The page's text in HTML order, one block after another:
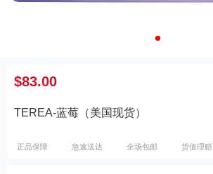
$83.00
TEREA-蓝莓（美国现货）
正品保障 急速送达 全场包邮 货值理赔